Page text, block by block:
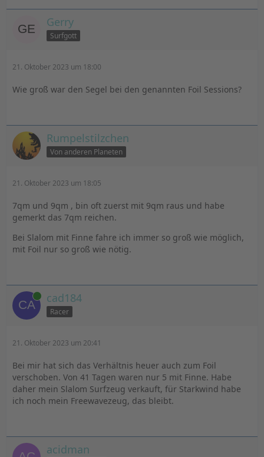
Gerry
Surfgott
21. Oktober 2023 um 18:00
Wie groß war den Segel bei den genannten Foil Sessions?
Rumpelstilzchen
Von anderen Planeten
21. Oktober 2023 um 18:05
7qm und 9qm , bin oft zuerst mit 9qm raus und habe
gemerkt das 7qm reichen.
Bei Slalom mit Finne fahre ich immer so groß wie möglich,
mit Foil nur so groß wie nötig.
Online cad184
Racer
21. Oktober 2023 um 20:41
Bei mir hat sich das Verhältnis heuer auch zum Foil
verschoben. Von 41 Tagen waren nur 5 mit Finne. Habe
daher mein Slalom Surfzeug verkauft, für Starkwind habe
ich noch mein Freewavezeug, das bleibt.
acidman